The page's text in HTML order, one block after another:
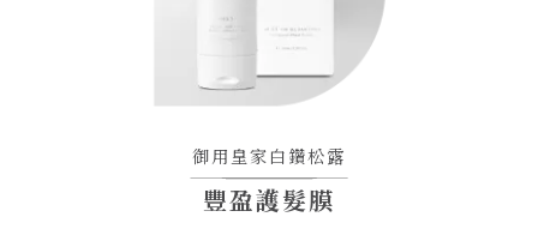
御用皇家白鑽松露
豐盈護髮膜